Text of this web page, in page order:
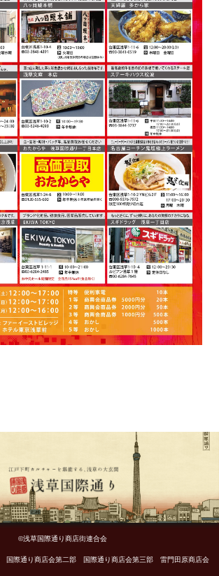
©浅草国際通り商店街連合会
国際通り商店会第二部 国際通り商店会第三部 雷門田原商店会